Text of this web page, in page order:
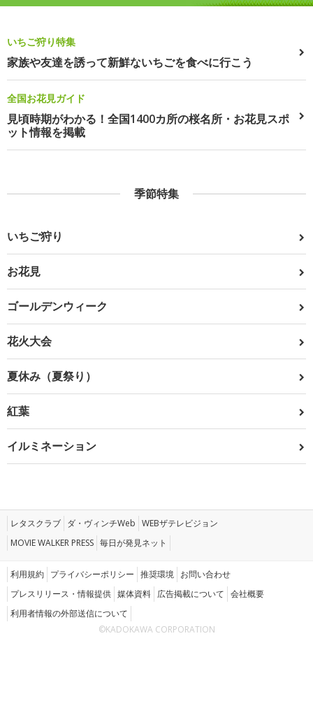
いちご狩り特集
家族や友達を誘って新鮮ないちごを食べに行こう
全国お花見ガイド
見頃時期がわかる！全国1400カ所の桜名所・お花見スポ
ット情報を掲載
季節特集
いちご狩り
お花見
ゴールデンウィーク
花火大会
夏休み（夏祭り）
紅葉
イルミネーション
レタスクラブ ダ・ヴィンチWeb WEBザテレビジョン
MOVIE WALKER PRESS 毎日が発見ネット
利用規約 プライバシーポリシー 推奨環境 お問い合わせ
プレスリリース・情報提供 媒体資料 広告掲載について 会社概要
利用者情報の外部送信について
©KADOKAWA CORPORATION